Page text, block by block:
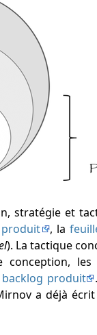
stratégie et
, la
). La tactique
conception,
backlog produit
a déjà